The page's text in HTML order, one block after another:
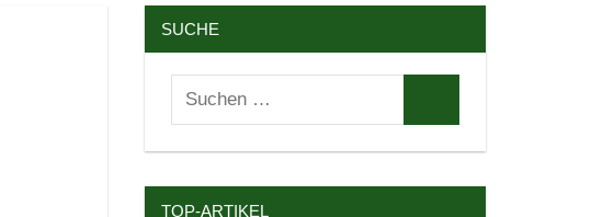
SUCHE
Suchen
nach:
TOP-ARTIKEL